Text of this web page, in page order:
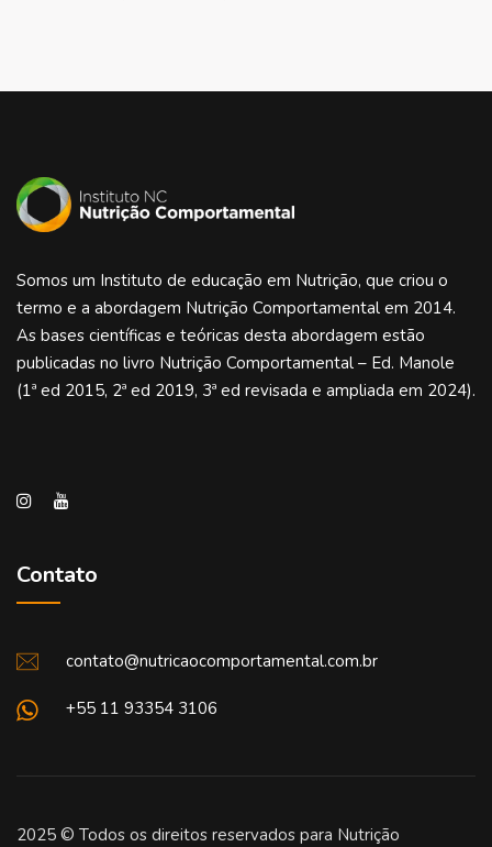
Somos um Instituto de educação em Nutrição, que criou o
termo e a abordagem Nutrição Comportamental em 2014.
As bases científicas e teóricas desta abordagem estão
publicadas no livro Nutrição Comportamental – Ed. Manole
(1ª ed 2015, 2ª ed 2019, 3ª ed revisada e ampliada em 2024).
Contato
contato@nutricaocomportamental.com.br
+55 11 93354 3106
2025 © Todos os direitos reservados para Nutrição